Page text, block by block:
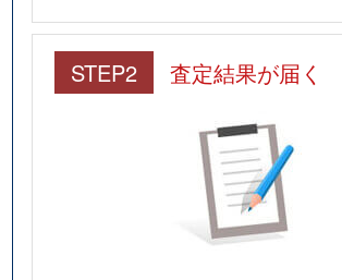
STEP2 査定結果が届く